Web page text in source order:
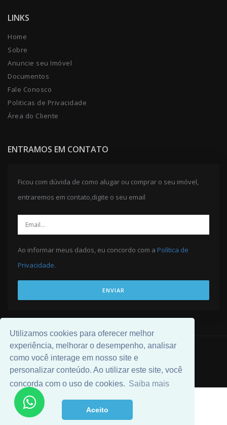
Utilizamos cookies para oferecer melhor
experiência, melhorar o desempenho, analisar
como você interage em nosso site e
personalizar conteúdo. Ao utilizar este site, você
concorda com o uso de cookies. Saiba mais
Aceito
LINKS
Home
Sobre
Anuncie seu Imóvel
Documentos
Fale Conosco
Politicas de Privacidade
Área do Cliente
ENTRAMOS EM CONTATO
Ficou com dúvida de como alugar ou comprar o seu imóvel,
entraremos em contato,digite o seu email
Ao informar meus dados, eu concordo com a Política de
Privacidade.
ENVIAR
© 2026 Desenvolvido por Universal Software